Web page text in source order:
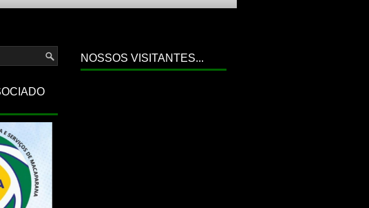
NOSSOS VISITANTES...